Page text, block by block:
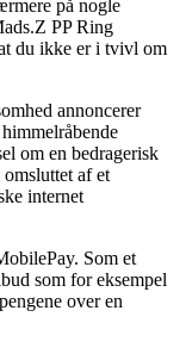
på nogle
PP Ring
du ikke er i tvivl om
annoncerer
om en bedragerisk
af et
internet
Som et
som for eksempel
over en